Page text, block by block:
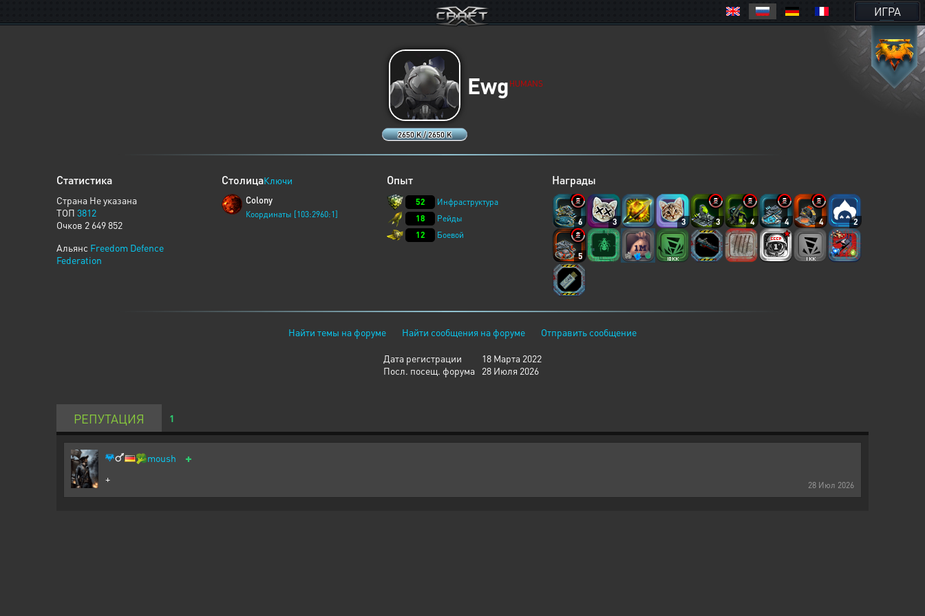
ИГРА
2650 K / 2650 K
Ewg HUMANS
Статистика
Страна Не указана
ТОП 3812
Очков 2 649 852
Альянс Freedom Defence
Federation
СтолицаКлючи
Colony
Координаты [103:2960:1]
Опыт
52
Инфраструктура
18
Рейды
12
Боевой
Награды
6 3 3 3 4 4 4 2
5
Найти темы на форуме Найти сообщения на форуме Отправить сообщение
Дата регистрации
18 Марта 2022
Посл. посещ. форума
28 Июля 2026
РЕПУТАЦИЯ 1
28 Июл 2026
🥦moush +
+